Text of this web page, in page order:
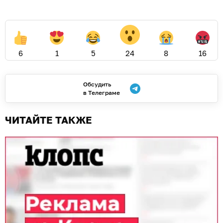
6 1 5 24 8 16
Обсудить
в Телеграме
ЧИТАЙТЕ ТАКЖЕ